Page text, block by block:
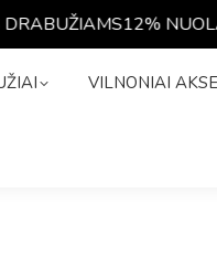
12%
VILNONIAI
VILNONIAI